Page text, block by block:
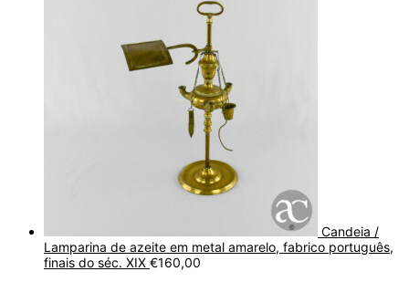
Candeia /
Lamparina de azeite em metal amarelo, fabrico português,
finais do séc. XIX €160,00